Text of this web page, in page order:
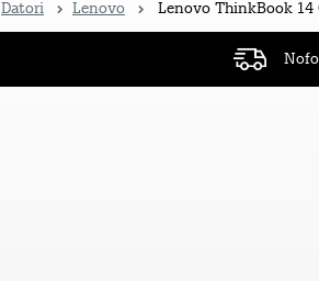
Datori Lenovo Lenovo ThinkBook 14